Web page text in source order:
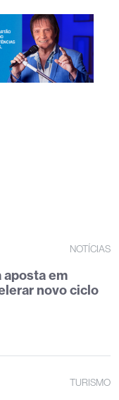
NOTÍCIAS
aposta em
novo ciclo
TURISMO